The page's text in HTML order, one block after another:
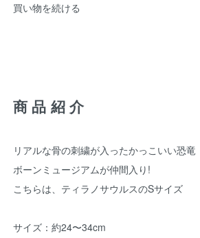
買い物を続ける
商品紹介
リアルな骨の刺繍が入ったかっこいい恐竜
ボーンミュージアムが仲間入り!
こちらは、ティラノサウルスのSサイズ
サイズ：約24〜34cm